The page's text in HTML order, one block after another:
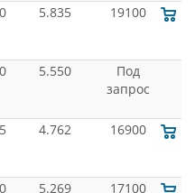
5.835 19100
5.550
Под
запрос
4.762 16900
5.269 17100